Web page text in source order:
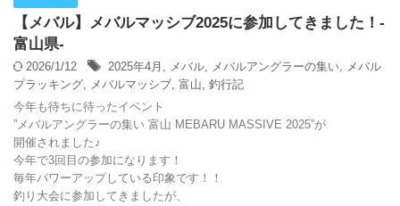
【メバル】メバルマッシブ2025に参加してきました！-
富山県-
2026/1/12 2025年4月 , メバル, メバルアングラーの集い, メバル
プラッキング, メバルマッシブ, 富山, 釣行記
今年も待ちに待ったイベント
”メバルアングラーの集い 富山 MEBARU MASSIVE 2025”が
開催されました♪
今年で3回目の参加になります！
毎年パワーアップしている印象です！！
釣り大会に参加してきましたが、